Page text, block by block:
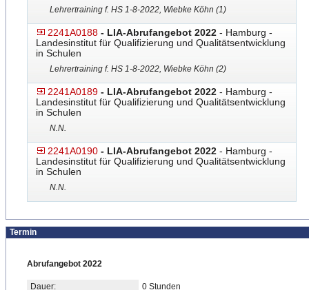
Lehrertraining f. HS 1-8-2022, Wiebke Köhn (1)
2241A0188 - LIA-Abrufangebot 2022 - Hamburg -
Landesinstitut für Qualifizierung und Qualitätsentwicklung
in Schulen
Lehrertraining f. HS 1-8-2022, Wiebke Köhn (2)
2241A0189 - LIA-Abrufangebot 2022 - Hamburg -
Landesinstitut für Qualifizierung und Qualitätsentwicklung
in Schulen
N.N.
2241A0190 - LIA-Abrufangebot 2022 - Hamburg -
Landesinstitut für Qualifizierung und Qualitätsentwicklung
in Schulen
N.N.
Termin
Abrufangebot 2022
Dauer: 0 Stunden